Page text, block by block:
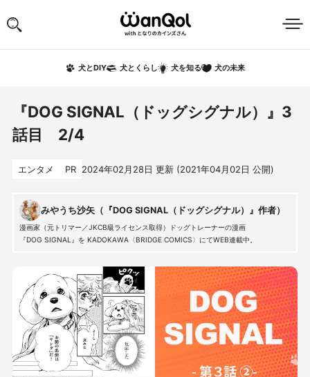
犬とDIY 犬とくらし 犬を知る 犬の未来
『DOG SIGNAL（ドッグシグナル）』3
話目 2/4
エンタメ PR 2024年02月28日 更新 (2021年04月02日 公開)
みやうち沙矢（『DOG SIGNAL（ドッグシグナル）』作者）
漫画家（元トリマー／JKCB級ライセンス取得）ドッグトレーナーの漫画
『DOG SIGNAL』を KADOKAWA〈BRIDGE COMICS〉にてWEB連載中。